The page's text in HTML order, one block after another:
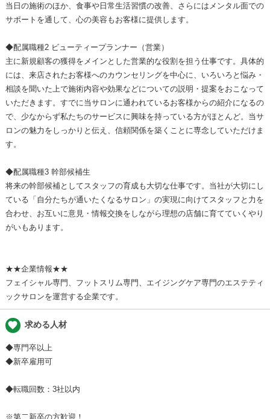
当日の施術のほか、食事や日常生活習慣の改善、さらにはメンタル面での
サポートを通して、心の美容もお客様に提供します。
◆配属職種2 ビューティープランナー（営業）
主に新規顧客の獲得をメインとした営業的な役割を担う仕事です。具体的
には、来店されたお客様へのカウンセリングを中心に、いろいろと悩み・
相談を聞いた上で施術内容や効果などについての説明・提案をおこなって
いただきます。すでに当サロンに通われているお客様からの紹介になるの
で、少なからず私たちのサービスに興味を持っている方がほとんど。当サ
ロンの魅力をしっかりと伝え、信頼関係を築くことに専念していただけま
す。
◆配属職種3 幹部候補生
将来の幹部候補としてスタッフの育成も大切な仕事です。当社が大切にし
ている「自分たちが通いたくなるサロン」の実現に向けてスタッフと力を
合わせ、お互いに意見・情報交換をしながら理想の店舗に育てていくやり
がいもあります。
★★企業情報★★
フェイシャル専門、フットスリム専門、エイジングケア専門のエステティ
ックサロンを運営する企業です。
favorite 求める人材
◆専門卒以上
◆新卒雇用可
◆転職回数：3社以内
※第二新卒の方歓迎！